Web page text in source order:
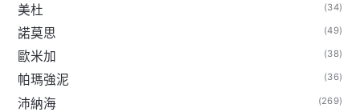
美杜 (34)
諾莫思 (49)
歐米加 (38)
帕瑪強泥 (36)
沛納海 (269)